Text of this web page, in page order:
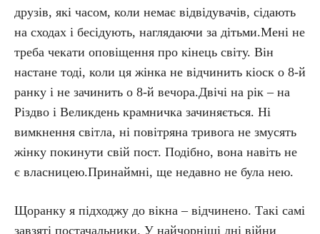
друзів, які часом, коли немає відвідувачів, сідають
на сходах і бесідують, наглядаючи за дітьми.Мені не
треба чекати оповіщення про кінець світу. Він
настане тоді, коли ця жінка не відчинить кіоск о 8-й
ранку і не зачинить о 8-й вечора.Двічі на рік – на
Різдво і Великдень крамничка зачиняється. Ні
вимкнення світла, ні повітряна тривога не змусять
жінку покинути свій пост. Подібно, вона навіть не
є власницею.Принаймні, ще недавно не була нею.
Щоранку я підходжу до вікна – відчинено. Такі самі
завзяті постачальники. У найчорніші дні війни